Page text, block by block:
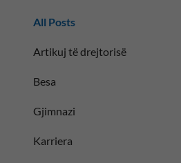
All Posts
Artikuj të drejtorisë
Besa
Gjimnazi
Karriera